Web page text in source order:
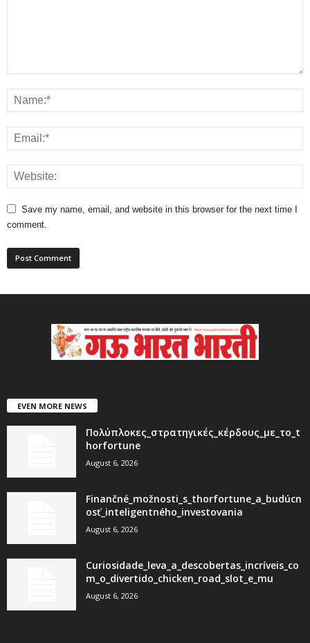
Save my name, email, and website in this browser for the next time I
comment.
EVEN MORE NEWS
Πολύπλοκες_στρατηγικές_κέρδους_με_το_t
horfortune
August 6, 2026
Finančné_možnosti_s_thorfortune_a_budúcn
osť_inteligentného_investovania
August 6, 2026
Curiosidade_leva_a_descobertas_incríveis_co
m_o_divertido_chicken_road_slot_e_mu
August 6, 2026